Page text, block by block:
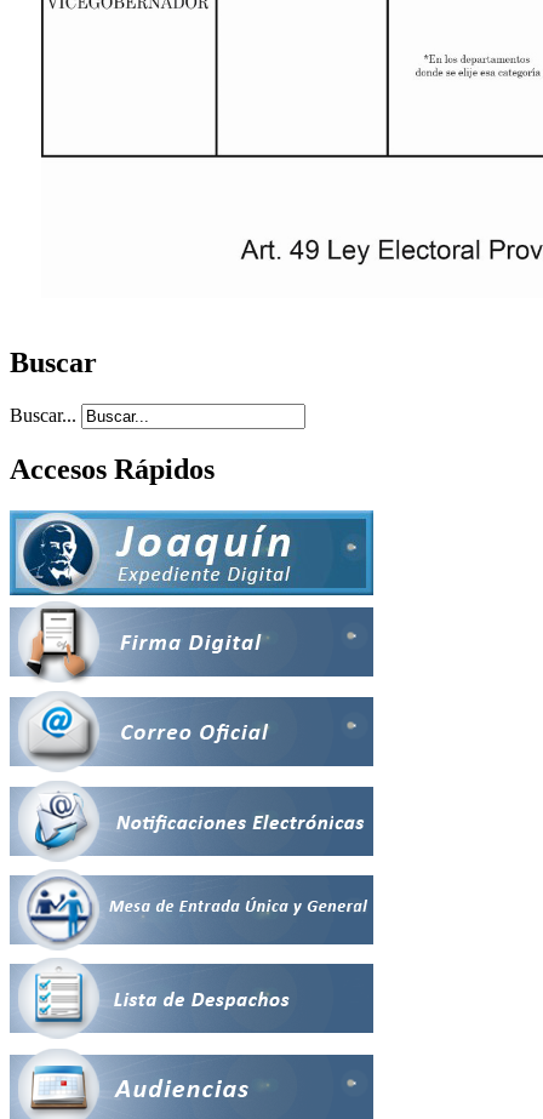
Buscar
Buscar...
Accesos Rápidos